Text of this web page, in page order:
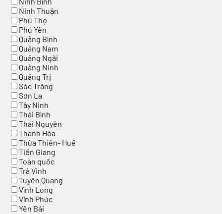
Ninh Thuận
Phú Thọ
Phú Yên
Quảng Bình
Quảng Nam
Quảng Ngãi
Quảng Ninh
Quảng Trị
Sóc Trăng
Sơn La
Tây Ninh
Thái Bình
Thái Nguyên
Thanh Hóa
Thừa Thiên- Huế
Tiền Giang
Toàn quốc
Trà Vinh
Tuyên Quang
Vĩnh Long
Vĩnh Phúc
Yên Bái